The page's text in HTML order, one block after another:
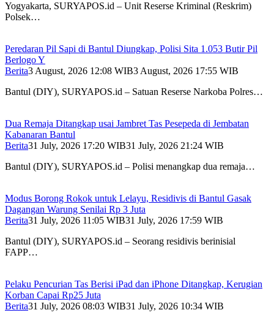
Yogyakarta, SURYAPOS.id – Unit Reserse Kriminal (Reskrim)
Polsek…
Peredaran Pil Sapi di Bantul Diungkap, Polisi Sita 1.053 Butir Pil
Berlogo Y
Berita3 August, 2026 12:08 WIB3 August, 2026 17:55 WIB
Bantul (DIY), SURYAPOS.id – Satuan Reserse Narkoba Polres…
Dua Remaja Ditangkap usai Jambret Tas Pesepeda di Jembatan
Kabanaran Bantul
Berita31 July, 2026 17:20 WIB31 July, 2026 21:24 WIB
Bantul (DIY), SURYAPOS.id – Polisi menangkap dua remaja…
Modus Borong Rokok untuk Lelayu, Residivis di Bantul Gasak
Dagangan Warung Senilai Rp 3 Juta
Berita31 July, 2026 11:05 WIB31 July, 2026 17:59 WIB
Bantul (DIY), SURYAPOS.id – Seorang residivis berinisial
FAPP…
Pelaku Pencurian Tas Berisi iPad dan iPhone Ditangkap, Kerugian
Korban Capai Rp25 Juta
Berita31 July, 2026 08:03 WIB31 July, 2026 10:34 WIB